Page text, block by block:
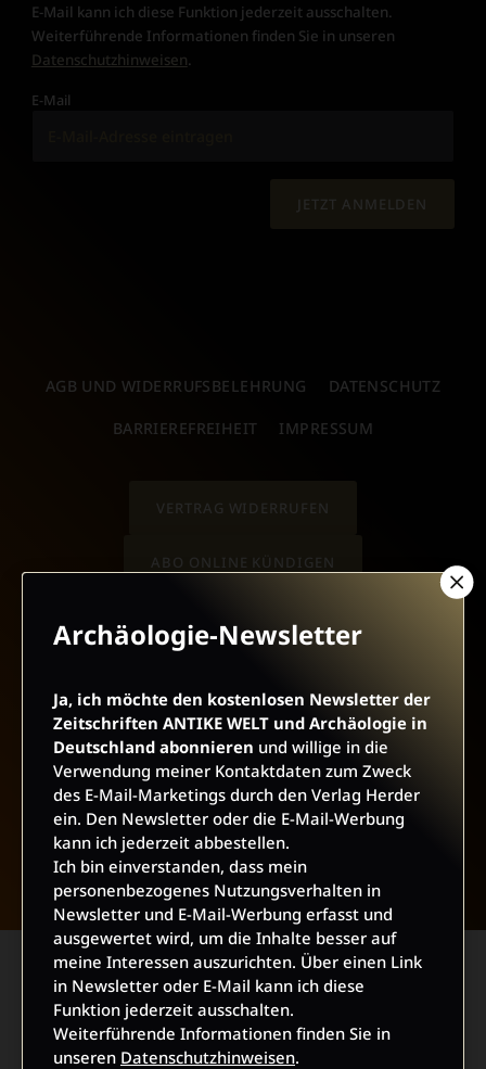
E-Mail kann ich diese Funktion jederzeit ausschalten.
Weiterführende Informationen finden Sie in unseren
Datenschutzhinweisen
E-Mail
JETZT ANMELDEN
AGB UND WIDERRUFSBELEHRUNG DATENSCHUTZ
BARRIEREFREIHEIT IMPRESSUM
VERTRAG WIDERRUFEN
ABO ONLINE KÜNDIGEN
NACH OBEN
Archäologie-Newsletter
Ja, ich möchte den kostenlosen Newsletter der
Zeitschriften ANTIKE WELT und Archäologie in
Deutschland abonnieren und willige in die
Verwendung meiner Kontaktdaten zum Zweck
des E-Mail-Marketings durch den Verlag Herder
ein. Den Newsletter oder die E-Mail-Werbung
kann ich jederzeit abbestellen.
Ich bin einverstanden, dass mein
personenbezogenes Nutzungsverhalten in
Newsletter und E-Mail-Werbung erfasst und
ausgewertet wird, um die Inhalte besser auf
meine Interessen auszurichten. Über einen Link
in Newsletter oder E-Mail kann ich diese
Funktion jederzeit ausschalten.
Weiterführende Informationen finden Sie in
unseren Datenschutzhinweisen.